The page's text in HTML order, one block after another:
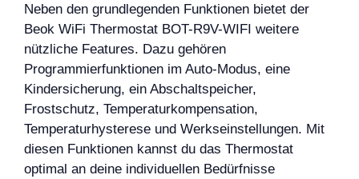
Neben den grundlegenden Funktionen bietet der
Beok WiFi Thermostat BOT-R9V-WIFI weitere
nützliche Features. Dazu gehören
Programmierfunktionen im Auto-Modus, eine
Kindersicherung, ein Abschaltspeicher,
Frostschutz, Temperaturkompensation,
Temperaturhysterese und Werkseinstellungen. Mit
diesen Funktionen kannst du das Thermostat
optimal an deine individuellen Bedürfnisse